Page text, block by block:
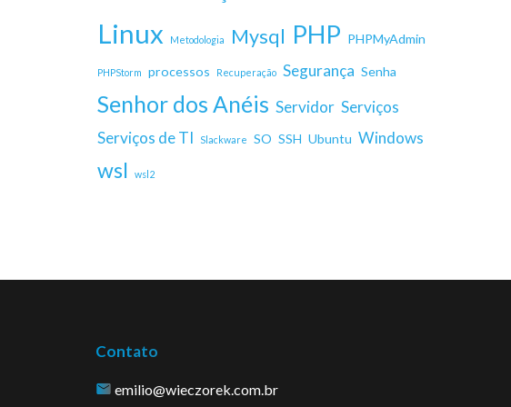
Linux Metodologia Mysql PHP PHPMyAdmin
PHPStorm processos Recuperação Segurança Senha
Senhor dos Anéis Servidor Serviços
Serviços de TI
Slackware SO SSH Ubuntu Windows
wsl wsl2
Contato
emilio@wieczorek.com.br